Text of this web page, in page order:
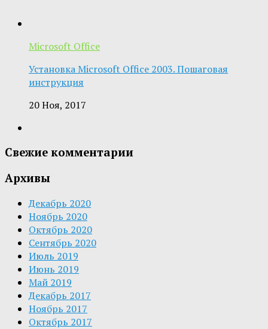
Microsoft Office
Установка Microsoft Office 2003. Пошаговая
инструкция
20 Ноя, 2017
Свежие комментарии
Архивы
Декабрь 2020
Ноябрь 2020
Октябрь 2020
Сентябрь 2020
Июль 2019
Июнь 2019
Май 2019
Декабрь 2017
Ноябрь 2017
Октябрь 2017